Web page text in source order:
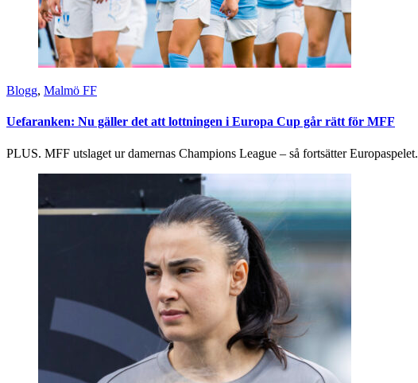
Blogg, Malmö FF
Uefaranken: Nu gäller det att lottningen i Europa Cup går rätt för MFF
PLUS. MFF utslaget ur damernas Champions League – så fortsätter Europaspelet.